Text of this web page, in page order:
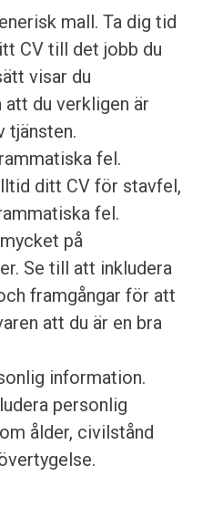
mall. Ta dig tid
CV till det jobb du
visar du
att du verkligen är
tjänsten.
fel.
ditt CV för stavfel,
fel.
på
Se till att inkludera
framgångar för att
att du är en bra
information.
personlig
ålder, civilstånd